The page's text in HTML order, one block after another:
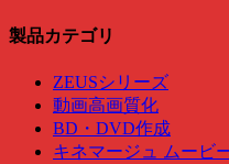
製品カテゴリ
ZEUSシリーズ
動画高画質化
BD・DVD作成
キネマージュ ムービ